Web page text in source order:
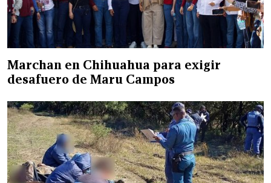
Marchan en Chihuahua para exigir
desafuero de Maru Campos